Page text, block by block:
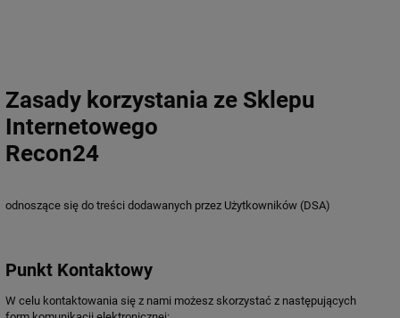
Zasady korzystania ze Sklepu
Internetowego
Recon24
odnoszące się do treści dodawanych przez Użytkowników (DSA)
Punkt Kontaktowy
W celu kontaktowania się z nami możesz skorzystać z następujących